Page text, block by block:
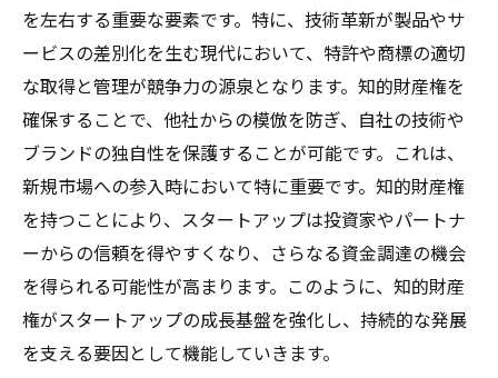
を高める方法
競合他社との差別化を図る知的財産戦略
特許取得による技術革新の推進
商標を用いたブランド価値の向上
知的財産権ライセンスによる収益モデルの
構築
市場参入障壁を低くする知的財産の活用
知的財産権を最大限に活用するためのベス
トプラクティス
知的財産権を通じた法的保護が新規企業に与え
を左右する重要な要素です。特に、技術革新が製品やサ
ービスの差別化を生む現代において、特許や商標の適切
な取得と管理が競争力の源泉となります。知的財産権を
確保することで、他社からの模倣を防ぎ、自社の技術や
ブランドの独自性を保護することが可能です。これは、
新規市場への参入時において特に重要です。知的財産権
を持つことにより、スタートアップは投資家やパートナ
ーからの信頼を得やすくなり、さらなる資金調達の機会
を得られる可能性が高まります。このように、知的財産
権がスタートアップの成長基盤を強化し、持続的な発展
を支える要因として機能していきます。